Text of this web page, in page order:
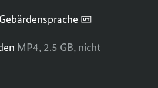
MP4, 2.5 GB, nicht